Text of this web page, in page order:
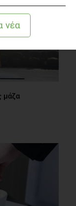
μάζα